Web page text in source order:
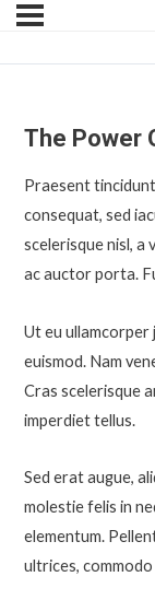
The Power
Praesent
consequat, sed
scelerisque nisl, a
ac auctor porta.
Ut eu ullamcorper
euismod. Nam
Cras scelerisque
imperdiet tellus.
Sed erat augue,
molestie felis in
elementum.
ultrices,